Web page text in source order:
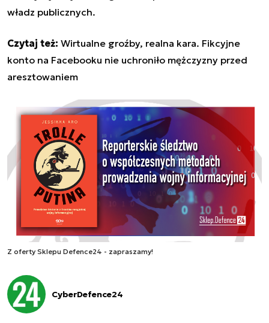
władz publicznych.
Czytaj też: Wirtualne groźby, realna kara. Fikcyjne
konto na Facebooku nie uchroniło mężczyzny przed
aresztowaniem
Z oferty Sklepu Defence24 - zapraszamy!
CyberDefence24